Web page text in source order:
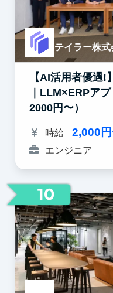
テイラー株式
【AI活用者優遇
｜LLM×ERPア
2000円〜）
時給 2,000
エンジニア
10